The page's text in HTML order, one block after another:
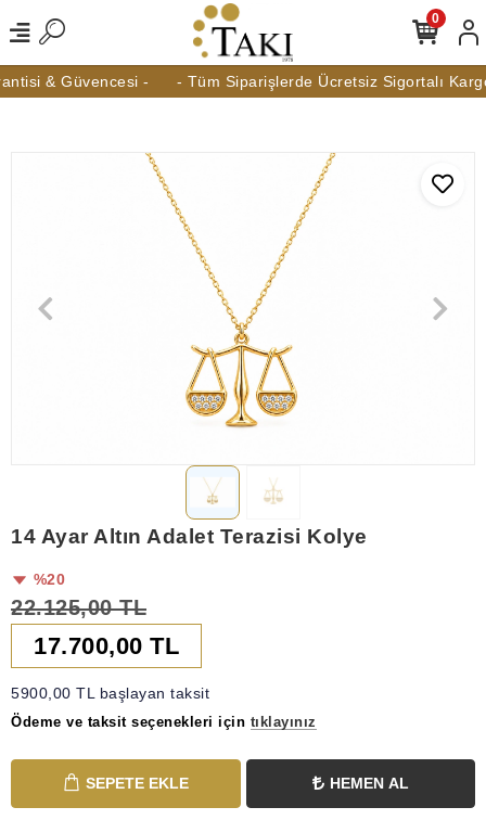
& Güvencesi - - Tüm Siparişlerde Ücretsiz Sigortalı Kargo
0
14 Ayar Altın Adalet Terazisi Kolye
%20
22.125,00 TL
17.700,00 TL
5900,00 TL başlayan taksit
Ödeme ve taksit seçenekleri için tıklayınız
SEPETE EKLE HEMEN AL